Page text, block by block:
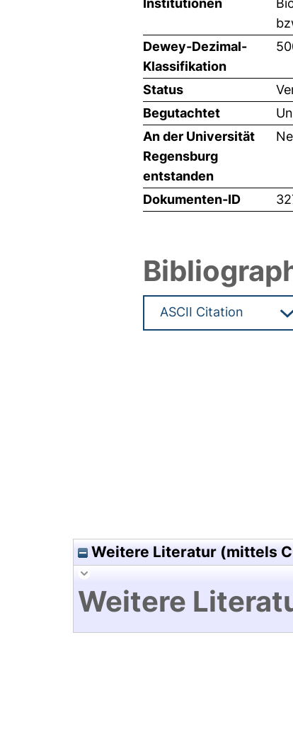
Institutionen
Dewey-Dezimal-
Klassifikation
Status
Begutachtet
An der Universität
Regensburg
entstanden
Dokumenten-ID
Weitere Literatur (mittels
Weitere